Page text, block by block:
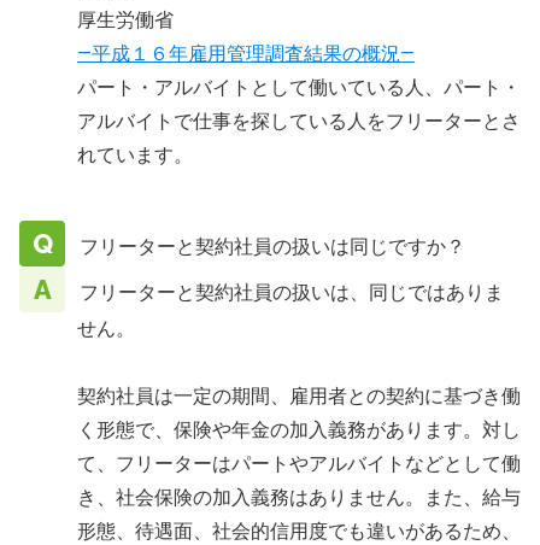
厚生労働省
―平成１６年雇用管理調査結果の概況―
パート・アルバイトとして働いている人、パート・
アルバイトで仕事を探している人をフリーターとさ
れています。
フリーターと契約社員の扱いは同じですか？
フリーターと契約社員の扱いは、同じではありま
せん。
契約社員は一定の期間、雇用者との契約に基づき働
く形態で、保険や年金の加入義務があります。対し
て、フリーターはパートやアルバイトなどとして働
き、社会保険の加入義務はありません。また、給与
形態、待遇面、社会的信用度でも違いがあるため、